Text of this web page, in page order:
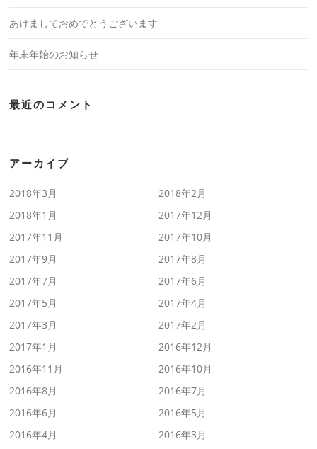
あけましておめでとうございます
年末年始のお知らせ
最近のコメント
アーカイブ
2018年3月
2018年2月
2018年1月
2017年12月
2017年11月
2017年10月
2017年9月
2017年8月
2017年7月
2017年6月
2017年5月
2017年4月
2017年3月
2017年2月
2017年1月
2016年12月
2016年11月
2016年10月
2016年8月
2016年7月
2016年6月
2016年5月
2016年4月
2016年3月